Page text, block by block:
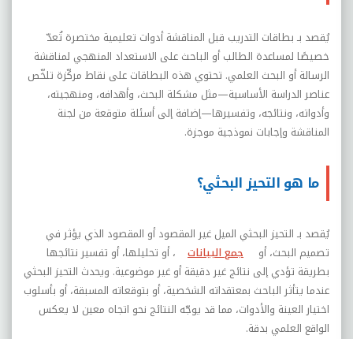
يُقصد بـ بطاقات التدريب قبل المناقشة أدوات تعليمية مختصرة تُعدّ
خصيصًا لمساعدة الطالب أو الباحث على الاستعداد المنهجي لمناقشة
الرسالة أو البحث العلمي. تحتوي هذه البطاقات على نقاط مركّزة تلخّص
عناصر الدراسة الأساسية—مثل مشكلة البحث، وأهدافه، ومنهجيته،
وأدواته، ونتائجه، وتفسيرها—إضافة إلى أسئلة متوقعة من لجنة
المناقشة وإجابات نموذجية موجزة.
ما هو التحيز البحثي؟
يُقصد بـ التحيز البحثي الميل غير المقصود أو المقصود الذي يؤثر في
تصميم البحث، أو
جمع البيانات
، أو تحليلها، أو تفسير نتائجها
بطريقة تؤدي إلى نتائج غير دقيقة أو غير موضوعية. ويحدث التحيز البحثي
عندما يتأثر الباحث بمعتقداته الشخصية، أو بتوقعاته المسبقة، أو بأسلوب
اختيار العينة والأدوات، مما قد يوجّه النتائج نحو اتجاه معين لا يعكس
الواقع العلمي بدقة.